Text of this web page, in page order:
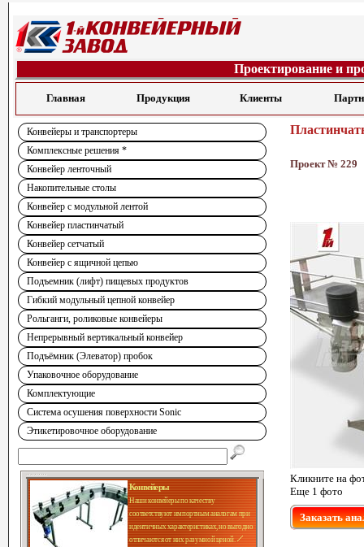
Проектирование и
Главная Продукция Клиенты
Конвейеры и транспортеры
Комплексные решения *
Конвейер ленточный
Накопительные столы
Конвейер с модульной лентой
Конвейер пластинчатый
Конвейер сетчатый
Конвейер с ящичной цепью
Подъемник (лифт) пищевых продуктов
Гибкий модульный цепной конвейер
Рольганги, роликовые конвейеры
Непрерывный вертикальный конвейер
Подъёмник (Элеватор) пробок
Упаковочное оборудование
Комплектующие
Система осушения поверхности Sonic
Этикетировочное оборудование
Конвейеры
Наши конвейеры по качеству
соответствуют импортным аналогам при
идентичных характеристиках, но выгодно
отличаются от них разумной ценой.
Проект № 229
Кликните на
Еще 1 фото
Заказать